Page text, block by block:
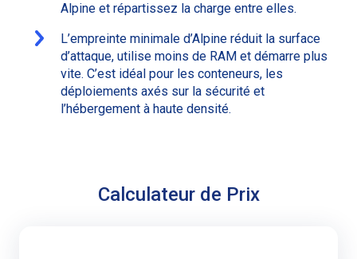
Alpine et répartissez la charge entre elles.
L’empreinte minimale d’Alpine réduit la surface
d’attaque, utilise moins de RAM et démarre plus
vite. C’est idéal pour les conteneurs, les
déploiements axés sur la sécurité et
l’hébergement à haute densité.
Calculateur de Prix